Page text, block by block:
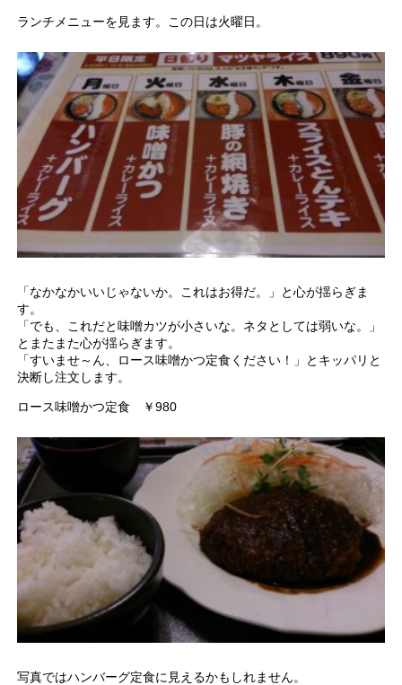
ランチメニューを見ます。この日は火曜日。
「なかなかいいじゃないか。これはお得だ。」と心が揺らぎま
す。
「でも、これだと味噌カツが小さいな。ネタとしては弱いな。」
とまたまた心が揺らぎます。
「すいませ～ん、ロース味噌かつ定食ください！」とキッパリと
決断し注文します。
ロース味噌かつ定食 ￥980
写真ではハンバーグ定食に見えるかもしれません。